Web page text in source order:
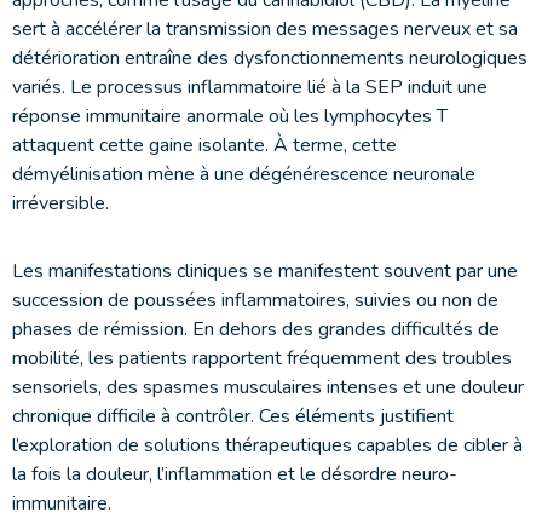
sert à accélérer la transmission des messages nerveux et sa
détérioration entraîne des dysfonctionnements neurologiques
variés. Le processus inflammatoire lié à la SEP induit une
réponse immunitaire anormale où les lymphocytes T
attaquent cette gaine isolante. À terme, cette
démyélinisation mène à une dégénérescence neuronale
irréversible.
Les manifestations cliniques se manifestent souvent par une
succession de poussées inflammatoires, suivies ou non de
phases de rémission. En dehors des grandes difficultés de
mobilité, les patients rapportent fréquemment des troubles
sensoriels, des spasmes musculaires intenses et une douleur
chronique difficile à contrôler. Ces éléments justifient
l’exploration de solutions thérapeutiques capables de cibler à
la fois la douleur, l’inflammation et le désordre neuro-
immunitaire.